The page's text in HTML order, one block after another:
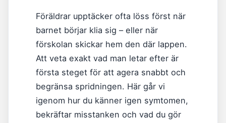
Föräldrar upptäcker ofta löss först när
barnet börjar klia sig – eller när
förskolan skickar hem den där lappen.
Att veta exakt vad man letar efter är
första steget för att agera snabbt och
begränsa spridningen. Här går vi
igenom hur du känner igen symtomen,
bekräftar misstanken och vad du gör